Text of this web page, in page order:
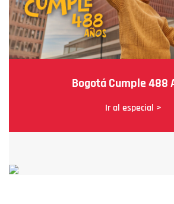
Bogotá Cumple 488
Ir al especial >